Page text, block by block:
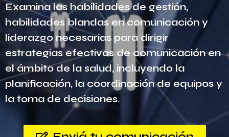
Examina las habilidades de gestión,
habilidades blandas en comunicación y
liderazgo necesarias para dirigir
estrategias efectivas de comunicación en
el ámbito de la salud, incluyendo la
planificación, la coordinación de equipos y
la toma de decisiones.